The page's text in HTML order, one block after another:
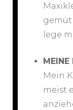
lege
MEINE
Mein
meist